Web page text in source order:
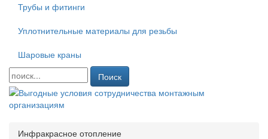
Трубы и фитинги
Уплотнительные материалы для резьбы
Шаровые краны
Поиск
Инфракрасное отопление